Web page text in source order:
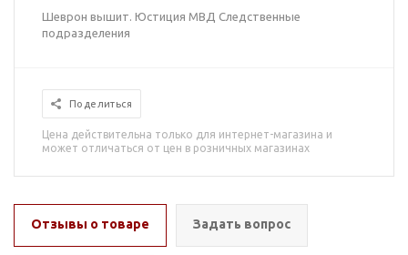
Шеврон вышит. Юстиция МВД Следственные
подразделения
Поделиться
Цена действительна только для интернет-магазина и
может отличаться от цен в розничных магазинах
Отзывы о товаре Задать вопрос